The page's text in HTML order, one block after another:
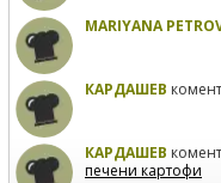
MARIYANA
КАРДАШЕВ
КАРДАШЕВ
печени картофи